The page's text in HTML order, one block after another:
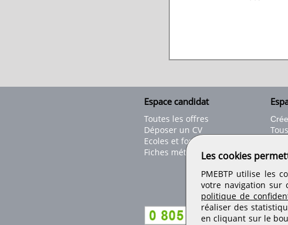
Espace candidat
Toutes les offres
Déposer un CV
Ecoles et formations
Fiches métiers
Nos
Les cookies
PMEBTP utilise les
votre navigation sur
politique de
réaliser des
en cliquant sur le